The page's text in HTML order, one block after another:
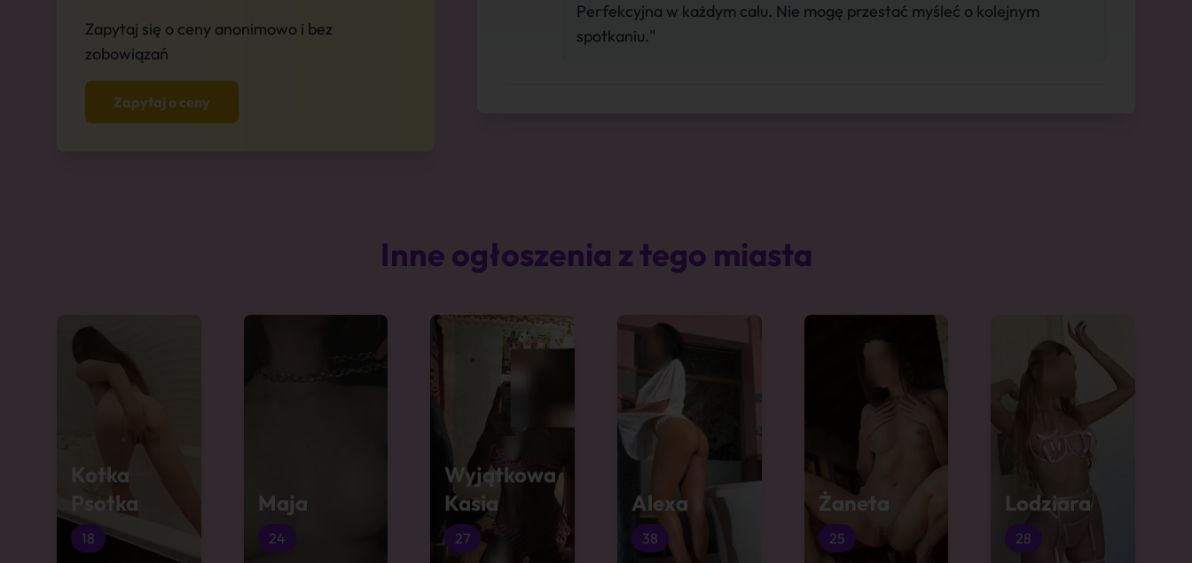
Zapytaj się o ceny anonimowo i bez
zobowiązań
Zapytaj o ceny
Perfekcyjna w każdym calu. Nie mogę przestać myśleć o kolejnym
spotkaniu."
Inne ogłoszenia z tego miasta
Kotka
Psotka
18
Maja
24
Wyjątkowa
Kasia
27
Alexa
38
Żaneta
25
Lodziara
28